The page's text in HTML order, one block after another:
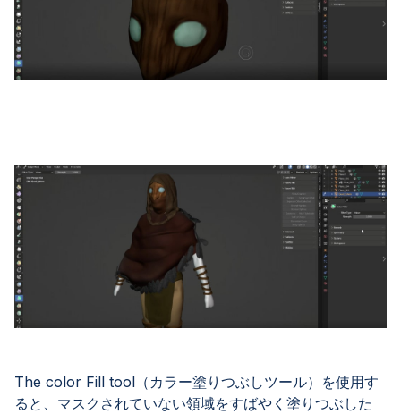
The color Fill tool（カラー塗りつぶしツール）を使用す
ると、マスクされていない領域をすばやく塗りつぶした